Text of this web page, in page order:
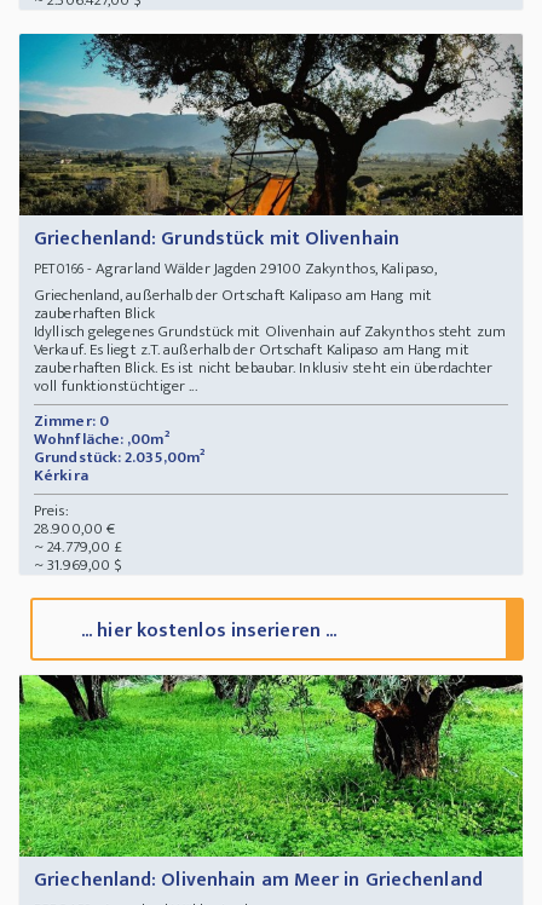
Griechenland: Grundstück mit Olivenhain
PET0166- Agrarland Wälder Jagden 29100 Zakynthos, Kalipaso,
Griechenland, außerhalb der Ortschaft Kalipaso am Hang mit
zauberhaften Blick
Idyllisch gelegenes Grundstück mit Olivenhain auf Zakynthos steht zum
Verkauf. Es liegt z.T. außerhalb der Ortschaft Kalipaso am Hang mit
zauberhaften Blick. Es ist nicht bebaubar. Inklusiv steht ein überdachter
voll funktionstüchtiger ...
Zimmer: 0
Wohnfläche: ,00m²
Grundstück: 2.035,00m²
Kérkira
Preis:
28.900,00 €
~ 24.779,00 £
~ 31.969,00 $
... hier kostenlos inserieren ...
Griechenland: Olivenhain am Meer in Griechenland